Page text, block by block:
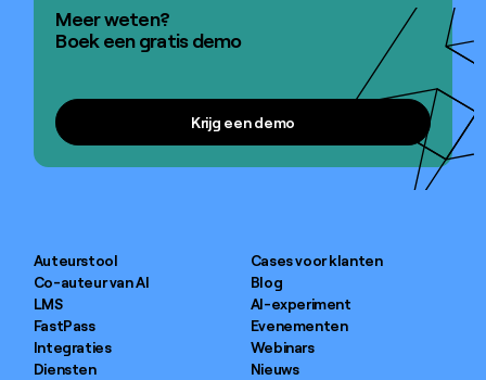
Meer weten?
Boek een gratis demo
Krijg een demo
Auteurstool
Co-auteur van AI
LMS
FastPass
Integraties
Diensten
Cases voor klanten
Blog
AI-experiment
Evenementen
Webinars
Nieuws